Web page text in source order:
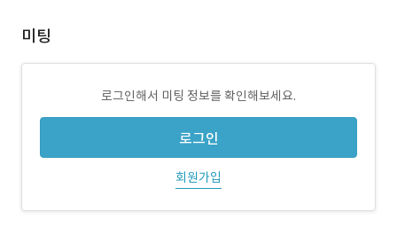
미팅
로그인해서 미팅 정보를 확인해보세요.
로그인
회원가입